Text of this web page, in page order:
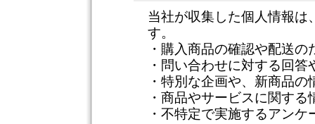
当社が収集した個人情報は
す。
・購入商品の確認や配送の
・問い合わせに対する回
・特別な企画や、新商品
・商品やサービスに関す
・不特定で実施するアン